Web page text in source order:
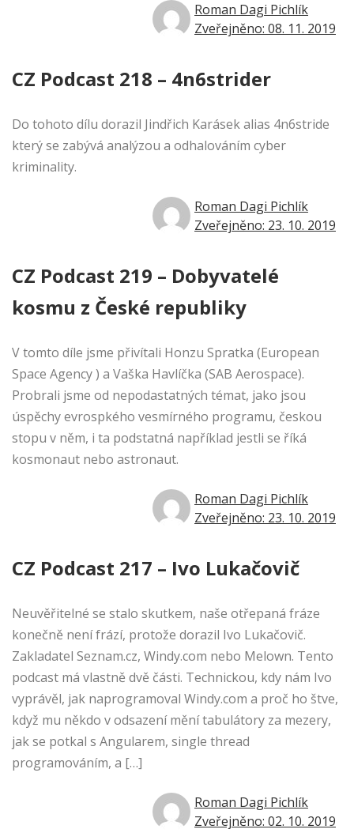
Roman Dagi Pichlík
Zveřejněno: 08. 11. 2019
CZ Podcast 218 – 4n6strider
Do tohoto dílu dorazil Jindřich Karásek alias 4n6stride
který se zabývá analýzou a odhalováním cyber
kriminality.
Roman Dagi Pichlík
Zveřejněno: 23. 10. 2019
CZ Podcast 219 – Dobyvatelé
kosmu z České republiky
V tomto díle jsme přivítali Honzu Spratka (European
Space Agency ) a Vaška Havlíčka (SAB Aerospace).
Probrali jsme od nepodastatných témat, jako jsou
úspěchy evrospkého vesmírného programu, českou
stopu v něm, i ta podstatná například jestli se říká
kosmonaut nebo astronaut.
Roman Dagi Pichlík
Zveřejněno: 23. 10. 2019
CZ Podcast 217 – Ivo Lukačovič
Neuvěřitelné se stalo skutkem, naše otřepaná fráze
konečně není frází, protože dorazil Ivo Lukačovič.
Zakladatel Seznam.cz, Windy.com nebo Melown. Tento
podcast má vlastně dvě části. Technickou, kdy nám Ivo
vyprávěl, jak naprogramoval Windy.com a proč ho štve,
když mu někdo v odsazení mění tabulátory za mezery,
jak se potkal s Angularem, single thread
programováním, a […]
Roman Dagi Pichlík
Zveřejněno: 02. 10. 2019